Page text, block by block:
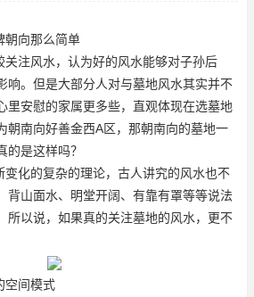
上
朝向那么简单
关注风水，认为好的风水能够对子孙后
响。但是大部分人对与墓地风水其实并不
里安慰的家属更多些，直观体现在选墓地
朝南向好善金西A区，那朝南向的墓地一
的是这样吗？
变化的复杂的理论，古人讲究的风水也不
背山面水、明堂开阔、有靠有罩等等说法
所以说，如果真的关注墓地的风水，更不
空间模式